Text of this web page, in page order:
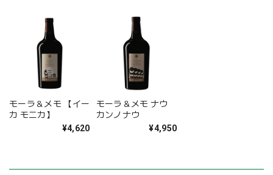
モーラ＆メモ 【イー
カ モニカ】
¥4,620
モーラ＆メモ ナウ
カンノナウ
¥4,950